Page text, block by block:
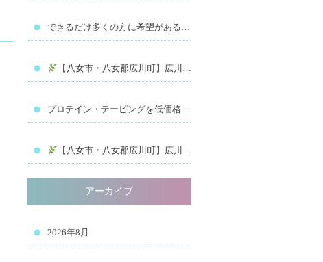
できるだけ多くの方に希望があることを知ってもらうために。(リファイン 八女 久留米 筑後 リハビリ 腰痛 膝痛 肩痛 歩行 改善 姿勢 ストレッチポール スポーツ 理学療法士 国家資格 ダイエット 出張整体 訪問リハビリ 美容 美容整体 小顔 小顔矯正 足つぼ リフレ リフレクソロジー 浮腫み むくみ 冷え性 マッサージ リラクゼーション 疲労回復 気持ちいい ストレッチ 睡眠 健康 医療 治療 治る 安い 有名 チクロス 八女学院 バレーボール スポーツトレーナー プロテイン テーピング)
【八女市・八女郡広川町】広川インター近く！整体院Re:fineで“健康と美”を叶える整体
プロテイン・テーピングを低価格で販売中！(リファイン 八女 久留米 筑後 リハビリ 腰痛 膝痛 肩痛 歩行 改善 姿勢 ストレッチポール スポーツ 理学療法士 国家資格 ダイエット 出張整体 訪問リハビリ 美容 美容整体 小顔 小顔矯正 足つぼ リフレ リフレクソロジー 浮腫み むくみ 冷え性 マッサージ リラクゼーション 疲労回復 気持ちいい ストレッチ 睡眠 健康 医療 治療 治る 安い 有名 チクロス 八女学院 バレーボール スポーツトレーナー プロテイン テーピング)
【八女市・八女郡広川町】広川インター近く！整体院Re:fineで“健康と美”を叶える整体
アーカイブ
2026年8月